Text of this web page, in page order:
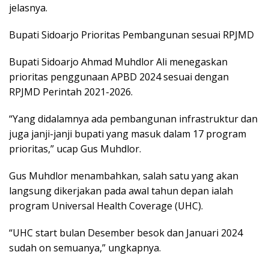
jelasnya.
Bupati Sidoarjo Prioritas Pembangunan sesuai RPJMD
Bupati Sidoarjo Ahmad Muhdlor Ali menegaskan
prioritas penggunaan APBD 2024 sesuai dengan
RPJMD Perintah 2021-2026.
“Yang didalamnya ada pembangunan infrastruktur dan
juga janji-janji bupati yang masuk dalam 17 program
prioritas,” ucap Gus Muhdlor.
Gus Muhdlor menambahkan, salah satu yang akan
langsung dikerjakan pada awal tahun depan ialah
program Universal Health Coverage (UHC).
“UHC start bulan Desember besok dan Januari 2024
sudah on semuanya,” ungkapnya.